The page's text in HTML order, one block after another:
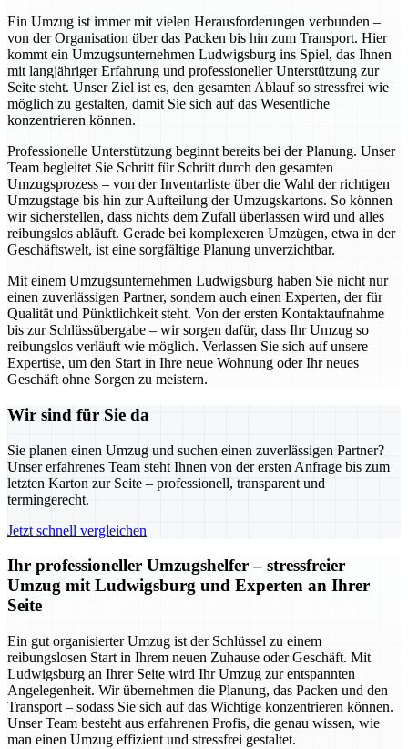
Ein Umzug ist immer mit vielen Herausforderungen verbunden –
von der Organisation über das Packen bis hin zum Transport. Hier
kommt ein Umzugsunternehmen Ludwigsburg ins Spiel, das Ihnen
mit langjähriger Erfahrung und professioneller Unterstützung zur
Seite steht. Unser Ziel ist es, den gesamten Ablauf so stressfrei wie
möglich zu gestalten, damit Sie sich auf das Wesentliche
konzentrieren können.
Professionelle Unterstützung beginnt bereits bei der Planung. Unser
Team begleitet Sie Schritt für Schritt durch den gesamten
Umzugsprozess – von der Inventarliste über die Wahl der richtigen
Umzugstage bis hin zur Aufteilung der Umzugskartons. So können
wir sicherstellen, dass nichts dem Zufall überlassen wird und alles
reibungslos abläuft. Gerade bei komplexeren Umzügen, etwa in der
Geschäftswelt, ist eine sorgfältige Planung unverzichtbar.
Mit einem Umzugsunternehmen Ludwigsburg haben Sie nicht nur
einen zuverlässigen Partner, sondern auch einen Experten, der für
Qualität und Pünktlichkeit steht. Von der ersten Kontaktaufnahme
bis zur Schlüssübergabe – wir sorgen dafür, dass Ihr Umzug so
reibungslos verläuft wie möglich. Verlassen Sie sich auf unsere
Expertise, um den Start in Ihre neue Wohnung oder Ihr neues
Geschäft ohne Sorgen zu meistern.
Wir sind für Sie da
Sie planen einen Umzug und suchen einen zuverlässigen Partner?
Unser erfahrenes Team steht Ihnen von der ersten Anfrage bis zum
letzten Karton zur Seite – professionell, transparent und
termingerecht.
Jetzt schnell vergleichen
Ihr professioneller Umzugshelfer – stressfreier
Umzug mit Ludwigsburg und Experten an Ihrer
Seite
Ein gut organisierter Umzug ist der Schlüssel zu einem
reibungslosen Start in Ihrem neuen Zuhause oder Geschäft. Mit
Ludwigsburg an Ihrer Seite wird Ihr Umzug zur entspannten
Angelegenheit. Wir übernehmen die Planung, das Packen und den
Transport – sodass Sie sich auf das Wichtige konzentrieren können.
Unser Team besteht aus erfahrenen Profis, die genau wissen, wie
man einen Umzug effizient und stressfrei gestaltet.